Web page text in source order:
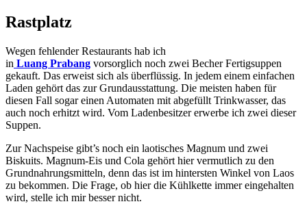
Rastplatz
Wegen fehlender Restaurants hab ich
in Luang Prabang vorsorglich noch zwei Becher Fertigsuppen
gekauft. Das erweist sich als überflüssig. In jedem einem einfachen
Laden gehört das zur Grundausstattung. Die meisten haben für
diesen Fall sogar einen Automaten mit abgefüllt Trinkwasser, das
auch noch erhitzt wird. Vom Ladenbesitzer erwerbe ich zwei dieser
Suppen.
Zur Nachspeise gibt’s noch ein laotisches Magnum und zwei
Biskuits. Magnum-Eis und Cola gehört hier vermutlich zu den
Grundnahrungsmitteln, denn das ist im hintersten Winkel von Laos
zu bekommen. Die Frage, ob hier die Kühlkette immer eingehalten
wird, stelle ich mir besser nicht.